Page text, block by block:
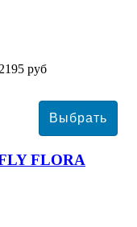
2195 руб
FLORA